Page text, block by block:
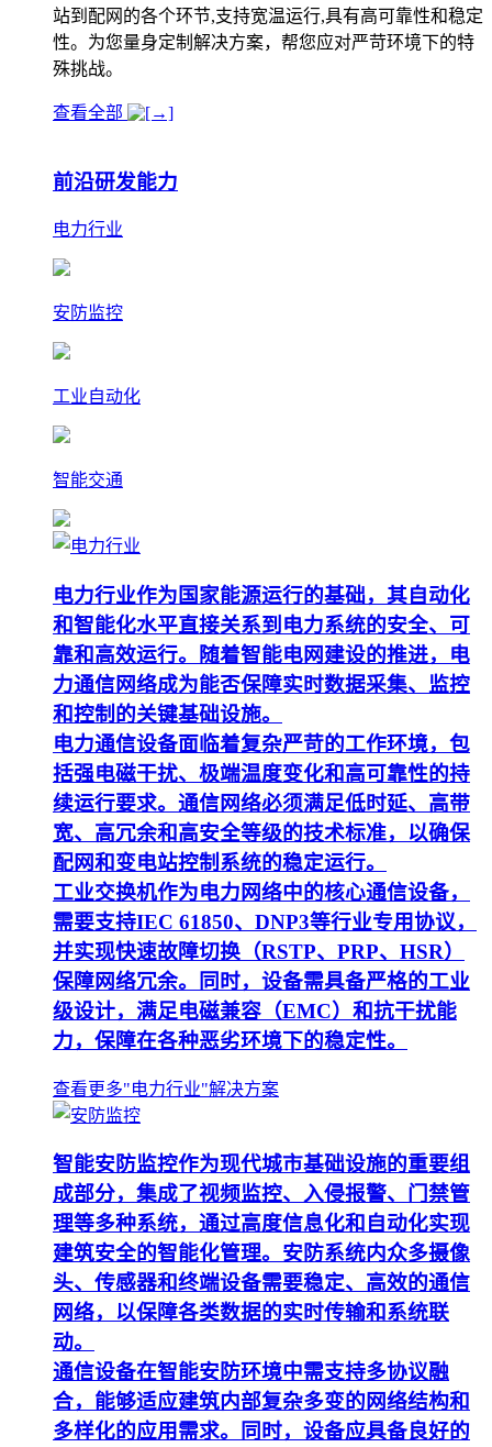
站到配网的各个环节,支持宽温运行,具有高可靠性和稳定
性。为您量身定制解决方案，帮您应对严苛环境下的特
殊挑战。
查看全部
前沿研发能力
电力行业
安防监控
工业自动化
智能交通
电力行业作为国家能源运行的基础，其自动化
和智能化水平直接关系到电力系统的安全、可
靠和高效运行。随着智能电网建设的推进，电
力通信网络成为能否保障实时数据采集、监控
和控制的关键基础设施。
电力通信设备面临着复杂严苛的工作环境，包
括强电磁干扰、极端温度变化和高可靠性的持
续运行要求。通信网络必须满足低时延、高带
宽、高冗余和高安全等级的技术标准，以确保
配网和变电站控制系统的稳定运行。
工业交换机作为电力网络中的核心通信设备，
需要支持IEC 61850、DNP3等行业专用协议，
并实现快速故障切换（RSTP、PRP、HSR）
保障网络冗余。同时，设备需具备严格的工业
级设计，满足电磁兼容（EMC）和抗干扰能
力，保障在各种恶劣环境下的稳定性。
查看更多"电力行业"解决方案
智能安防监控作为现代城市基础设施的重要组
成部分，集成了视频监控、入侵报警、门禁管
理等多种系统，通过高度信息化和自动化实现
建筑安全的智能化管理。安防系统内众多摄像
头、传感器和终端设备需要稳定、高效的通信
网络，以保障各类数据的实时传输和系统联
动。
通信设备在智能安防环境中需支持多协议融
合，能够适应建筑内部复杂多变的网络结构和
多样化的应用需求。同时，设备应具备良好的